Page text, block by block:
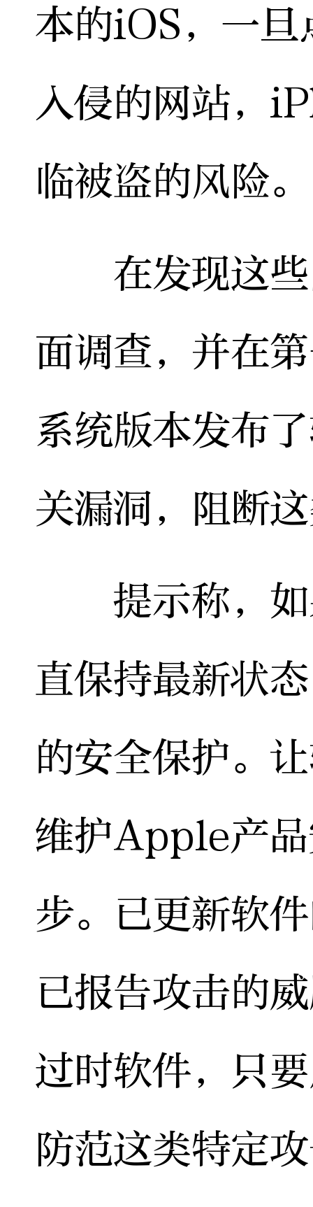
本的iOS，一旦
入侵的网站，
临被盗的风险。
在发现这些
面调查，并在
系统版本发布
关漏洞，阻断
提示称，如
直保持最新状
的安全保护。
维护Apple产
步。已更新软
已报告攻击的
过时软件，只
防范这类特定